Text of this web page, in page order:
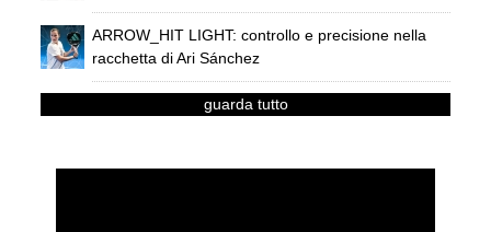
ARROW_HIT LIGHT: controllo e precisione nella
racchetta di Ari Sánchez
guarda tutto